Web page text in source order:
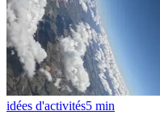
idées d'activités5 min